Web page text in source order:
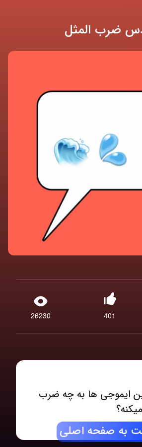
ضرب المثل
26230 401
ایموجی ها به چه ضرب
به صفحه اصلی